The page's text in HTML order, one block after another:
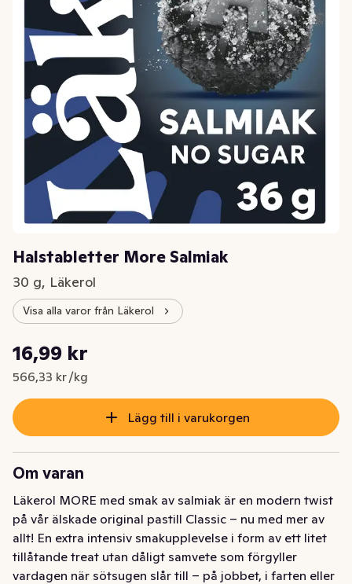
Halstabletter More Salmiak
30 g, Läkerol
Visa alla varor från Läkerol
Nuvarande pris är: 16,99 kr
16,99 kr
566,33 kr /kg
Styckpris: 566,33 kr /kg
Lägg till i varukorgen
Om varan
Läkerol MORE med smak av salmiak är en modern twist
på vår älskade original pastill Classic – nu med mer av
allt! En extra intensiv smakupplevelse i form av ett litet
tillåtande treat utan dåligt samvete som förgyller
vardagen när sötsugen slår till – på jobbet, i farten eller